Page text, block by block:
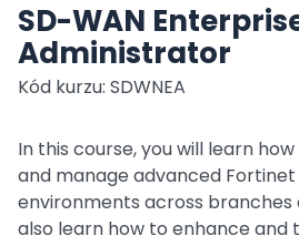
SD-WAN
Administrator
Kód kurzu: SDWNEA
In this course, you will learn
and manage advanced Fortinet
environments across branches
also learn how to enhance and